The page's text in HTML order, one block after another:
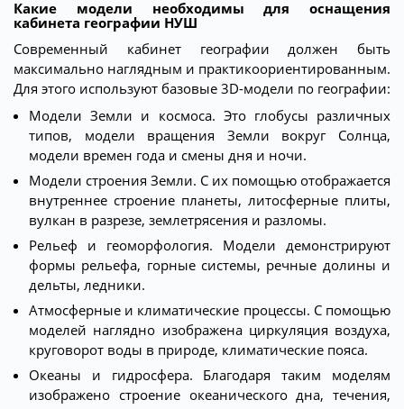
Какие модели необходимы для оснащения
кабинета географии НУШ
Современный кабинет географии должен быть
максимально наглядным и практикоориентированным.
Для этого используют базовые 3D-модели по географии:
Модели Земли и космоса. Это глобусы различных
типов, модели вращения Земли вокруг Солнца,
модели времен года и смены дня и ночи.
Модели строения Земли. С их помощью отображается
внутреннее строение планеты, литосферные плиты,
вулкан в разрезе, землетрясения и разломы.
Рельеф и геоморфология. Модели демонстрируют
формы рельефа, горные системы, речные долины и
дельты, ледники.
Атмосферные и климатические процессы. С помощью
моделей наглядно изображена циркуляция воздуха,
круговорот воды в природе, климатические пояса.
Океаны и гидросфера. Благодаря таким моделям
изображено строение океанического дна, течения,